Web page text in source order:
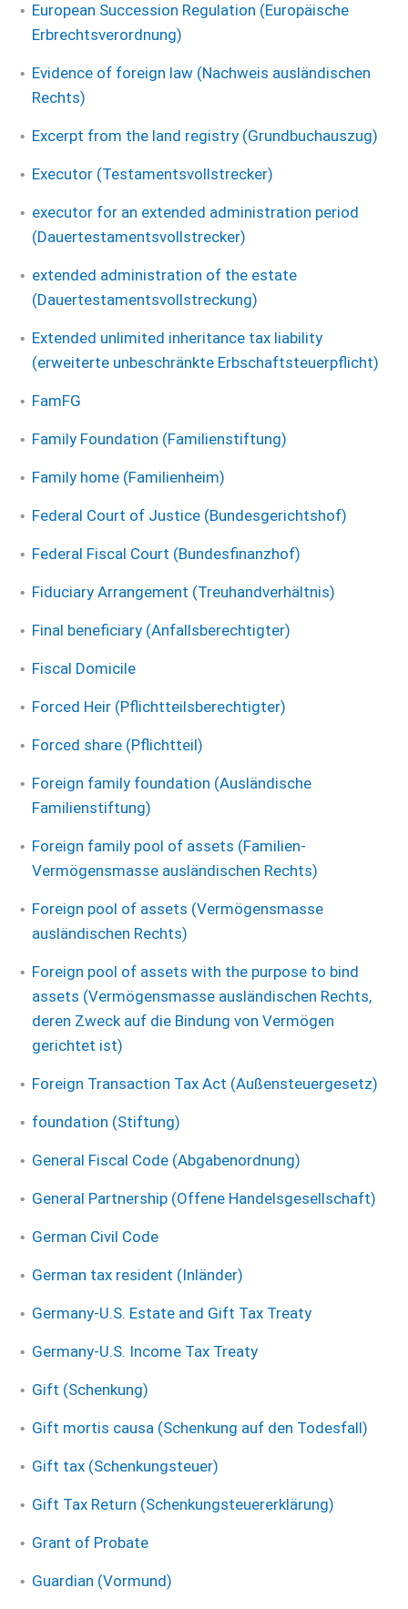
European Succession Regulation (Europäische
Erbrechtsverordnung)
Evidence of foreign law (Nachweis ausländischen
Rechts)
Excerpt from the land registry (Grundbuchauszug)
Executor (Testamentsvollstrecker)
executor for an extended administration period
(Dauertestamentsvollstrecker)
extended administration of the estate
(Dauertestamentsvollstreckung)
Extended unlimited inheritance tax liability
(erweiterte unbeschränkte Erbschaftsteuerpflicht)
FamFG
Family Foundation (Familienstiftung)
Family home (Familienheim)
Federal Court of Justice (Bundesgerichtshof)
Federal Fiscal Court (Bundesfinanzhof)
Fiduciary Arrangement (Treuhandverhältnis)
Final beneficiary (Anfallsberechtigter)
Fiscal Domicile
Forced Heir (Pflichtteilsberechtigter)
Forced share (Pflichtteil)
Foreign family foundation (Ausländische
Familienstiftung)
Foreign family pool of assets (Familien-
Vermögensmasse ausländischen Rechts)
Foreign pool of assets (Vermögensmasse
ausländischen Rechts)
Foreign pool of assets with the purpose to bind
assets (Vermögensmasse ausländischen Rechts,
deren Zweck auf die Bindung von Vermögen
gerichtet ist)
Foreign Transaction Tax Act (Außensteuergesetz)
foundation (Stiftung)
General Fiscal Code (Abgabenordnung)
General Partnership (Offene Handelsgesellschaft)
German Civil Code
German tax resident (Inländer)
Germany-U.S. Estate and Gift Tax Treaty
Germany-U.S. Income Tax Treaty
Gift (Schenkung)
Gift mortis causa (Schenkung auf den Todesfall)
Gift tax (Schenkungsteuer)
Gift Tax Return (Schenkungsteuererklärung)
Grant of Probate
Guardian (Vormund)